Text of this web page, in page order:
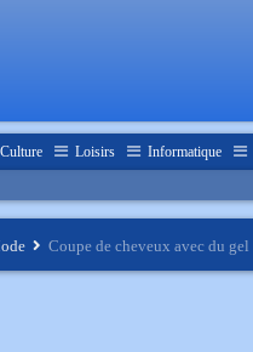
Culture Loisirs Informatique
Coupe de cheveux avec du gel